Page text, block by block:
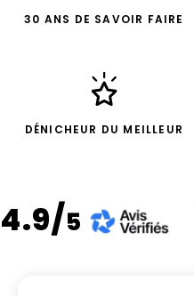
30 ANS DE SAVOIR FAIRE
DÉNICHEUR DU MEILLEUR
4.9/5